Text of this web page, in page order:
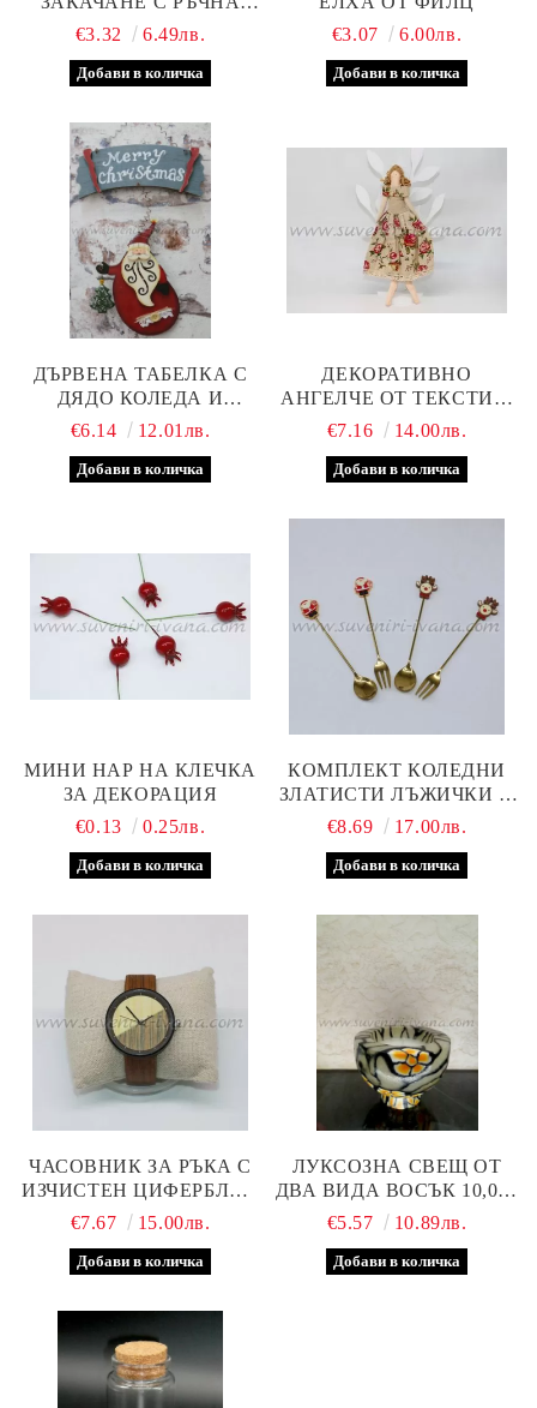
ДЕКОРАЦИЯ, МАЛКА
€3.32 6.49лв.
€3.07
6.00лв.
ДЪРВЕНА ТАБЕЛКА С
ДЯДО КОЛЕДА И
НАДПИС 'MERRY
€6.14 12.01лв.
ДЕКОРАТИВНО
АНГЕЛЧЕ ОТ ТЕКСТИЛ,
МОДЕЛ ОСЕМ
€7.16 14.00лв.
МИНИ НАР НА КЛЕЧКА
ЗА ДЕКОРАЦИЯ
€0.13
0.25лв.
КОМПЛЕКТ КОЛЕДНИ
ЗЛАТИСТИ ЛЪЖИЧКИ И
ВИЛИЧКИ С
КОЛЕДА И ЕЛЕНЧЕ
€8.69 17.00лв.
ЧАСОВНИК ЗА РЪКА С
ИЗЧИСТЕН ЦИФЕРБЛАТ,
МОДЕЛ ТРИ
€7.67 15.00лв.
ЛУКСОЗНА СВЕЩ ОТ
ДВА ВИДА ВОСЪК 10,0 Х
7,0 СМ.
€5.57 10.89лв.